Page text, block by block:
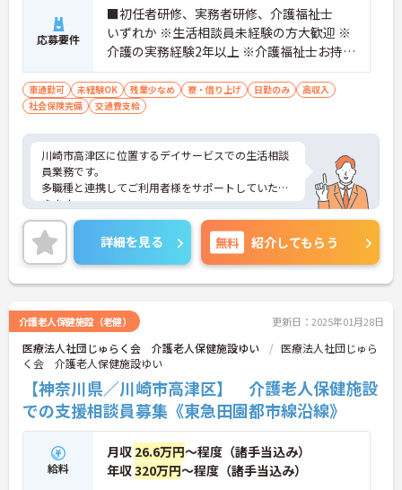
応募要件
■初任者研修、実務者研修、介護福祉士
いずれか ※生活相談員未経験の方大歓迎 ※
介護の実務経験2年以上 ※介護福祉士お持ち
の方優遇 ■普通自動車運転免許尚可
車通勤可 未経験OK 残業少なめ 寮・借り上げ 日勤のみ
高収入
社会保険完備
交通費支給
川崎市高津区に位置するデイサービスでの生活相談
員業務です。
多職種と連携してご利用者様をサポートしていただ
きます。
定員27名の小規模施設ですので、お一人お一人とゆ
っくりと関わることができます。
生活相談員としての業務経験がなくても大丈夫！こ
れまでの介護経験を活かしご活躍いただける環境で
す。
ご興味のある方には、面接対策ポイントなど、さら
に詳細をお話しいたしますのでお気軽にご相談くだ
さい！
詳細を見る 無料 紹介してもらう
介護老人保健施設（老健） 更新日：2025年01月28日
医療法人社団じゅらく会 介護老人保健施設ゆい
医療法人社団じゅら
く会 介護老人保健施設ゆい
【神奈川県／川崎市高津区】 介護老人保健施設
での支援相談員募集《東急田園都市線沿線》
給料
月収 26.6万円～程度（諸手当込み）
年収320万円～程度（諸手当込み）